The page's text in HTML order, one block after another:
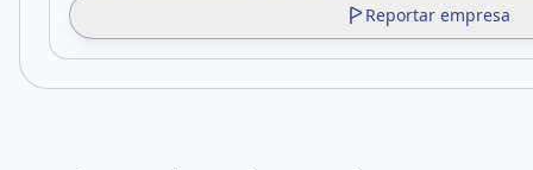
Reportar empresa